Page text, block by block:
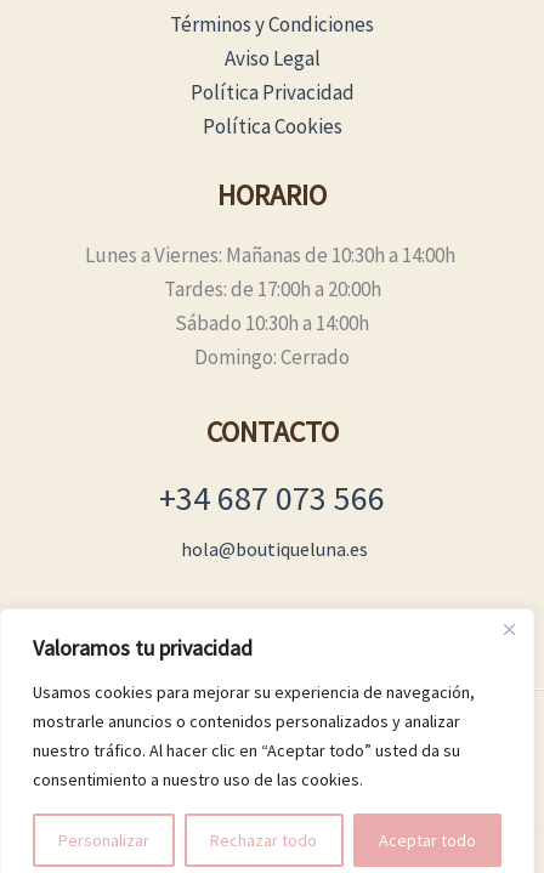
Valoramos tu privacidad
Usamos cookies para mejorar su experiencia de navegación,
mostrarle anuncios o contenidos personalizados y analizar
nuestro tráfico. Al hacer clic en “Aceptar todo” usted da su
consentimiento a nuestro uso de las cookies.
Personalizar Rechazar todo Aceptar todo
Términos y Condiciones
Aviso Legal
Política Privacidad
Política Cookies
HORARIO
Lunes a Viernes: Mañanas de 10:30h a 14:00h
Tardes: de 17:00h a 20:00h
Sábado 10:30h a 14:00h
Domingo: Cerrado
CONTACTO
+34 687 073 566
hola@boutiqueluna.es
© 2026 Boutique Luna